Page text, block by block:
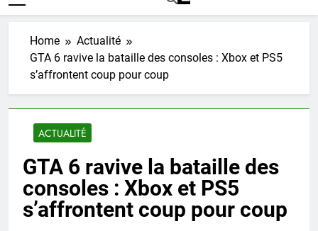
Home
Actualité
GTA 6 ravive la bataille des consoles : Xbox et PS5
s’affrontent coup pour coup
ACTUALITÉ
GTA 6 ravive la bataille des
consoles : Xbox et PS5
s’affrontent coup pour coup